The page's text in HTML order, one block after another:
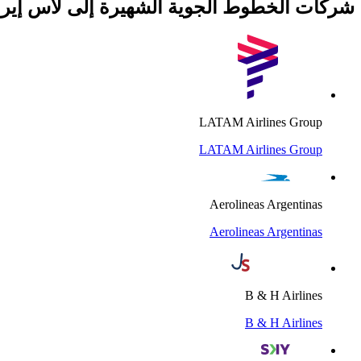
شركات الخطوط الجوية الشهيرة إلى لاس
LATAM Airlines Group
LATAM Airlines Group
Aerolineas Argentinas
Aerolineas Argentinas
B & H Airlines
B & H Airlines